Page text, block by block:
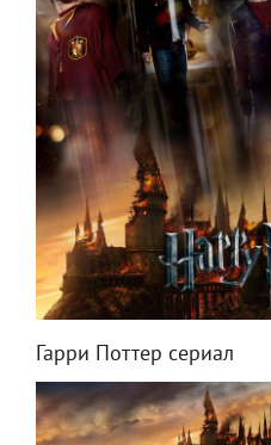
Гарри Поттер сериал